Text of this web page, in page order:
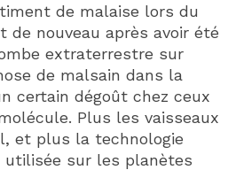
de malaise lors du
de nouveau après avoir été
extraterrestre sur
de malsain dans la
certain dégoût chez ceux
Plus les vaisseaux
et plus la technologie
utilisée sur les planètes